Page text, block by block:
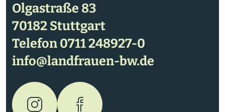
Olgastraße 83
70182 Stuttgart
Telefon0711 248927-0
info@landfrauen-bw.de